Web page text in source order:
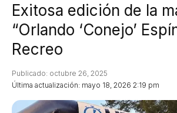
Exitosa edición de la
“Orlando ‘Conejo’
Recreo
Última actualización: mayo 18, 2026 2:19 pm
Publicado: octubre 26, 2025